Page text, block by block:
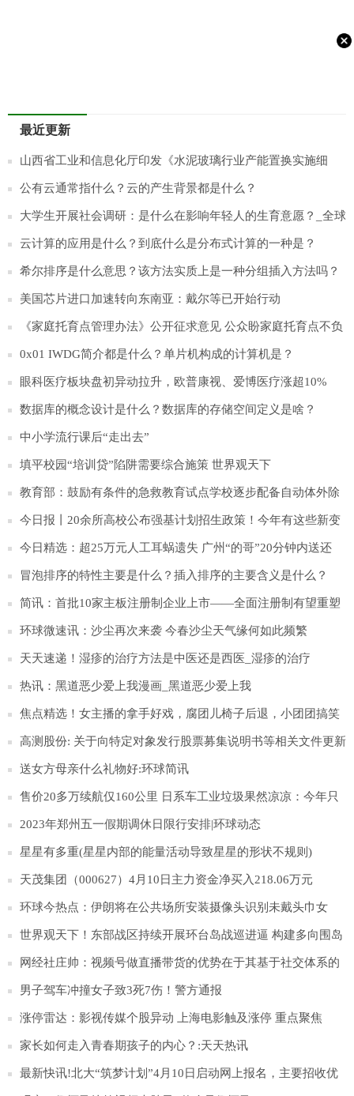
最近更新
山西省工业和信息化厅印发《水泥玻璃行业产能置换实施细
则》
公有云通常指什么？云的产生背景都是什么？
大学生开展社会调研：是什么在影响年轻人的生育意愿？_全球
速递
云计算的应用是什么？到底什么是分布式计算的一种是？
希尔排序是什么意思？该方法实质上是一种分组插入方法吗？
美国芯片进口加速转向东南亚：戴尔等已开始行动
《家庭托育点管理办法》公开征求意见 公众盼家庭托育点不负
所“托” 每日热门
0x01 IWDG简介都是什么？单片机构成的计算机是？
眼科医疗板块盘初异动拉升，欧普康视、爱博医疗涨超10%
数据库的概念设计是什么？数据库的存储空间定义是啥？
中小学流行课后“走出去”
填平校园“培训贷”陷阱需要综合施策 世界观天下
教育部：鼓励有条件的急救教育试点学校逐步配备自动体外除
颤器_世界快播
今日报丨20余所高校公布强基计划招生政策！今年有这些新变
化
今日精选：超25万元人工耳蜗遗失 广州“的哥”20分钟内送还
冒泡排序的特性主要是什么？插入排序的主要含义是什么？
简讯：首批10家主板注册制企业上市——全面注册制有望重塑
资本市场生态
环球微速讯：沙尘再次来袭 今春沙尘天气缘何如此频繁
天天速递！湿疹的治疗方法是中医还是西医_湿疹的治疗
热讯：黑道恶少爱上我漫画_黑道恶少爱上我
焦点精选！女主播的拿手好戏，腐团儿椅子后退，小团团搞笑
搞怪，那沫子呢？
高测股份: 关于向特定对象发行股票募集说明书等相关文件更新
财务数据的提示性公告
送女方母亲什么礼物好:环球简讯
售价20多万续航仅160公里 日系车工业垃圾果然凉凉：今年只
卖出15辆|今日聚焦
2023年郑州五一假期调休日限行安排|环球动态
星星有多重(星星内部的能量活动导致星星的形状不规则)
天茂集团（000627）4月10日主力资金净买入218.06万元
环球今热点：伊朗将在公共场所安装摄像头识别未戴头巾女
性，违者将予警告
世界观天下！东部战区持续开展环台岛战巡进逼 构建多向围岛
锁台态势
网经社庄帅：视频号做直播带货的优势在于其基于社交体系的
完整私域生态_天天视点
男子驾车冲撞女子致3死7伤！警方通报
涨停雷达：影视传媒个股异动 上海电影触及涨停 重点聚焦
家长如何走入青春期孩子的内心？:天天热讯
最新快讯!北大“筑梦计划”4月10日启动网上报名，主要招收优